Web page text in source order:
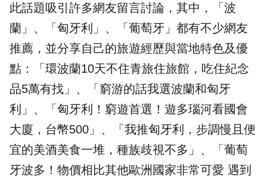
此話題吸引許多網友留言討論，其中，「波
蘭」、「匈牙利」、「葡萄牙」都有不少網友
推薦，並分享自己的旅遊經歷與當地特色及優
點：「環波蘭10天不住青旅住旅館，吃住紀念
品5萬有找」、「窮游的話我選波蘭和匈牙
利」、「匈牙利！窮遊首選！遊多瑙河看國會
大廈，台幣500」、「我推匈牙利，步調慢且便
宜的美酒美食一堆，種族歧視不多」、「葡萄
牙波多！物價相比其他歐洲國家非常可愛 遇到